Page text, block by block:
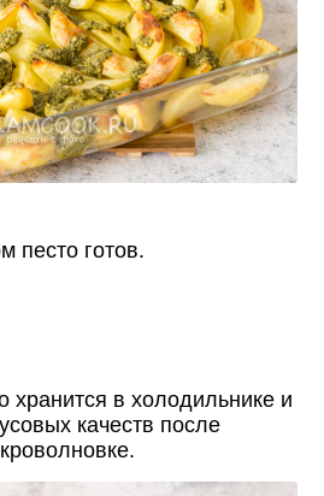
песто готов.
хранится в холодильнике и
качеств после